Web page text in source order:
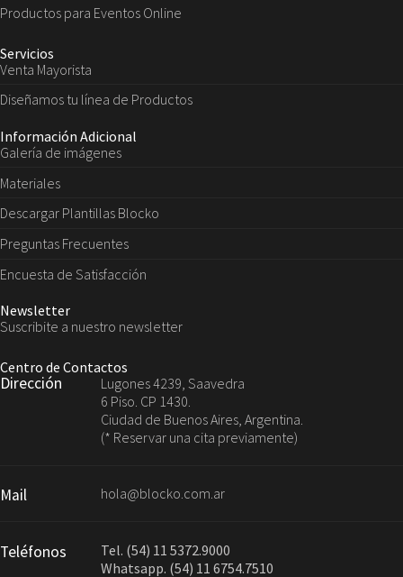
Productos para Eventos Online
Servicios
Venta Mayorista
Diseñamos tu línea de Productos
Información Adicional
Galería de imágenes
Materiales
Descargar Plantillas Blocko
Preguntas Frecuentes
Encuesta de Satisfacción
Newsletter
Suscribite a nuestro newsletter
Centro de Contactos
Dirección
Lugones 4239, Saavedra
6 Piso. CP 1430.
Ciudad de Buenos Aires, Argentina.
(* Reservar una cita previamente)
Mail hola@blocko.com.ar
Teléfonos
Tel. (54) 11 5372.9000
Whatsapp. (54) 11 6754.7510